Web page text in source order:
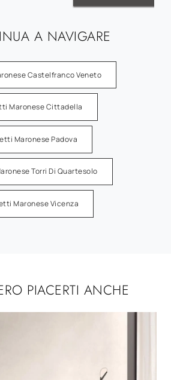
A NAVIGARE
Castelfranco Veneto
Maronese Cittadella
Maronese Padova
Torri Di Quartesolo
Maronese Vicenza
PIACERTI ANCHE